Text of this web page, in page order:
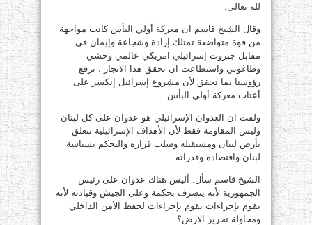
لله تعالى.
وقال الشيخ قاسم ان معركة أولي البأس كانت مواجهة
من قوة متواضعة تمتلك إرادة وشجاعة وإيمان في
مقابل جبروت إسرائيلي امريكي عالمي وحشي
وطاغوتي واستطاعت ان تحقق هذا الانجاز ، نرفع
رؤوسنا بما تحقق لأن مشروع إسرائيل إنكسر على
أعتاب معركة أولي البأس.
ولفت ان العدوان الإسرائيلي هو عدوان على كل لبنان
وليس المقاومة فقط لأن الأهداف الإسرائيلية تتعلق
بأرض لبنان ومستقبله وسلب قراره والتحكم بسياسة
لبنان واقتصاده وقدراته.
الشيخ قاسم سأل: أليس هناك عدوان على رئيس
الجمهورية لأنه يتصرف بحكمة وعلى الجيش وقيادته لأنه
يقوم بإجراءات يقوم بإجراءات لحفظ الأمن الداخلي
ومحاولة تحرير الارض؟